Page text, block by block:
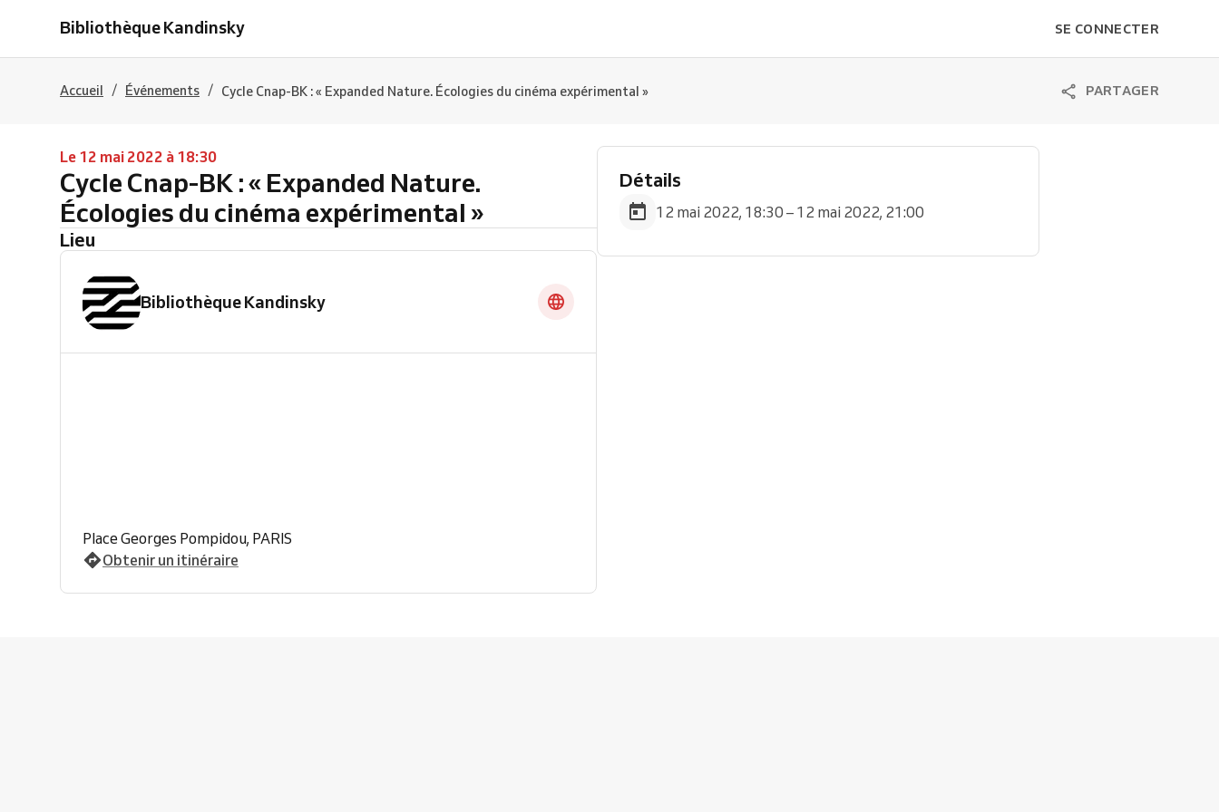
Bibliothèque Kandinsky SE CONNECTER
Accueil / Événements / Cycle Cnap-BK : « Expanded Nature. Écologies du cinéma expérimental » PARTAGER
Le 12 mai 2022 à 18:30
Cycle Cnap-BK : « Expanded Nature.
Écologies du cinéma expérimental »
Lieu
Bibliothèque Kandinsky
Place Georges Pompidou, PARIS
Obtenir un itinéraire
Détails
12 mai 2022, 18:30 – 12 mai 2022, 21:00